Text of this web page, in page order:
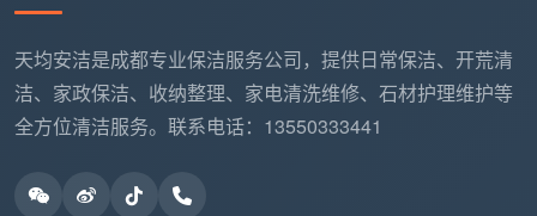
天均安洁是成都专业保洁服务公司，提供日常保洁、开荒清
洁、家政保洁、收纳整理、家电清洗维修、石材护理维护等
全方位清洁服务。联系电话：13550333441